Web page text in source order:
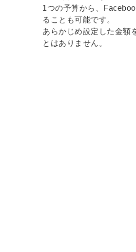
1つの予算から、
ることも可能です。
あらかじめ設定した金額
とはありません。